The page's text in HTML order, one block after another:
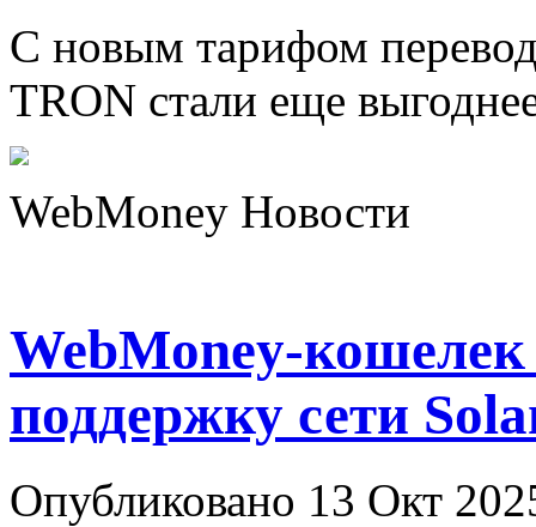
С новым тарифом
TRON стали еще
WebMoney Новости
WebMoney-
поддержку сети
Опубликовано 13 Окт